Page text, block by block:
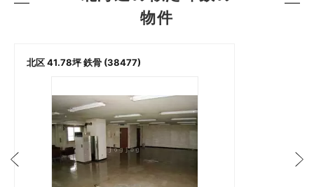
物件
北区 41.78坪 鉄骨 (38477)